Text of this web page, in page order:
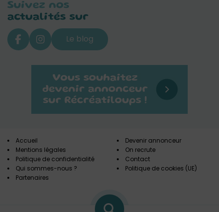
Suivez nos
actualités sur
Le blog
Accueil
Mentions légales
Politique de confidentialité
Qui sommes-nous ?
Partenaires
Devenir annonceur
On recrute
Contact
Politique de cookies (UE)